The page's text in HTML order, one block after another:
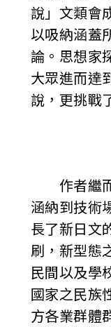
說」文類會
以吸納涵蓋
論。思想家
大眾進而達
說，更挑戰
作者繼而
涵納到技術
長了新日文
刷，新型態
民間以及學
國家之民族
方各業群體